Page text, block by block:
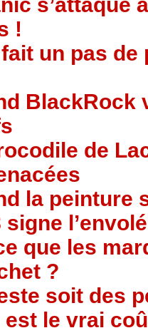
!
un pas de
BlackRock
de
la peinture
signe
que les
?
soit des
est le vrai